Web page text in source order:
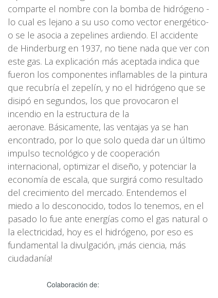
comparte el nombre con la bomba de hidrógeno -
lo cual es lejano a su uso como vector energético-
o se le asocia a zepelines ardiendo. El accidente
de Hinderburg en 1937, no tiene nada que ver con
este gas. La explicación más aceptada indica que
fueron los componentes inflamables de la pintura
que recubría el zepelín, y no el hidrógeno que se
disipó en segundos, los que provocaron el
incendio en la estructura de la
aeronave. Básicamente, las ventajas ya se han
encontrado, por lo que solo queda dar un último
impulso tecnológico y de cooperación
internacional, optimizar el diseño, y potenciar la
economía de escala, que surgirá como resultado
del crecimiento del mercado. Entendemos el
miedo a lo desconocido, todos lo tenemos, en el
pasado lo fue ante energías como el gas natural o
la electricidad, hoy es el hidrógeno, por eso es
fundamental la divulgación, ¡más ciencia, más
ciudadanía!
Colaboración de: